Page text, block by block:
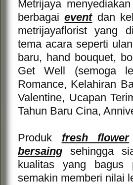
Metrijaya
berbagaieventdan
metrijayaflorist yang
tema acara seperti
baru, hand bouquet,
Get Well (semoga
Romance, Kelahiran
Valentine, Ucapan
Tahun Baru Cina,
Produk fresh flower
bersaing sehingga
kualitas yang bagus
semakin memberi nilai